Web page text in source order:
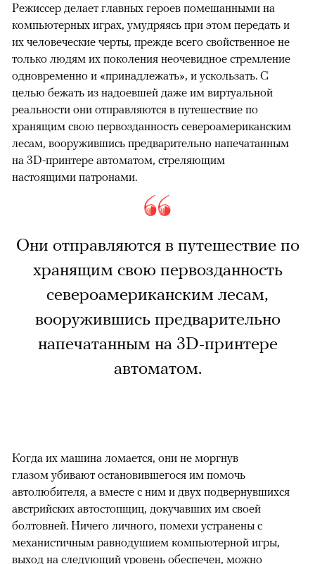
Режиссер делает главных героев помешанными на
компьютерных играх, умудряясь при этом передать и
их человеческие черты, прежде всего свойственное не
только людям их поколения неочевидное стремление
одновременно и «принадлежать», и ускользать. С
целью бежать из надоевшей даже им виртуальной
реальности они отправляются в путешествие по
хранящим свою первозданность североамериканским
лесам, вооружившись предварительно напечатанным
на 3D-принтере автоматом, стреляющим
настоящими патронами.
Они отправляются в путешествие по
хранящим свою первозданность
североамериканским лесам,
вооружившись предварительно
напечатанным на 3D-принтере
автоматом.
Когда их машина ломается, они не моргнув
глазом убивают остановившегося им помочь
автолюбителя, а вместе с ним и двух подвернувшихся
австрийских автостопщиц, докучавших им своей
болтовней. Ничего личного, помехи устранены с
механистичным равнодушием компьютерной игры,
выход на следующий уровень обеспечен, можно